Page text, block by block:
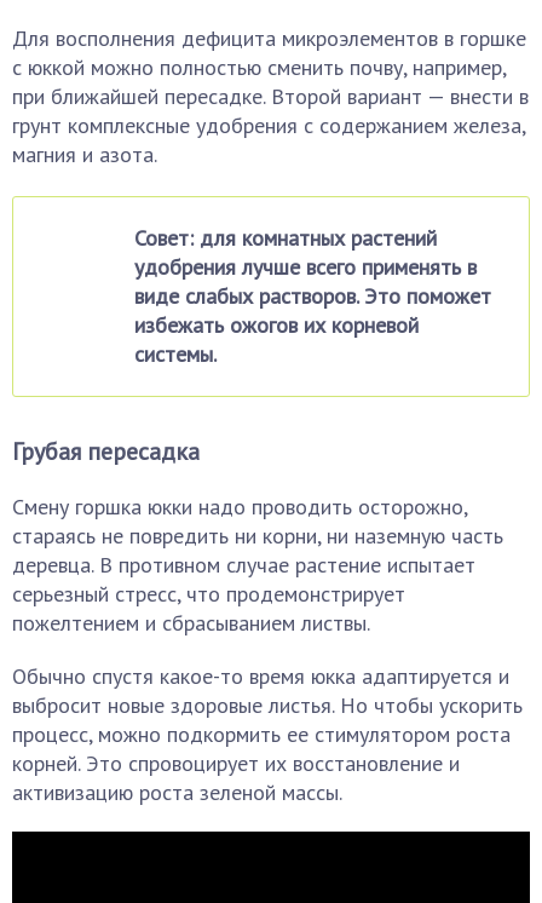
Для восполнения дефицита микроэлементов в горшке
с юккой можно полностью сменить почву, например,
при ближайшей пересадке. Второй вариант — внести в
грунт комплексные удобрения с содержанием железа,
магния и азота.
Совет: для комнатных растений
удобрения лучше всего применять в
виде слабых растворов. Это поможет
избежать ожогов их корневой
системы.
Грубая пересадка
Смену горшка юкки надо проводить осторожно,
стараясь не повредить ни корни, ни наземную часть
деревца. В противном случае растение испытает
серьезный стресс, что продемонстрирует
пожелтением и сбрасыванием листвы.
Обычно спустя какое-то время юкка адаптируется и
выбросит новые здоровые листья. Но чтобы ускорить
процесс, можно подкормить ее стимулятором роста
корней. Это спровоцирует их восстановление и
активизацию роста зеленой массы.